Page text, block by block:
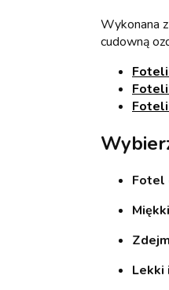
Wykonana
cudowną
Fotel
Lekki